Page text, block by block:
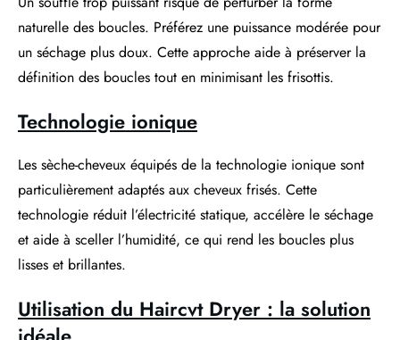
naturelle des boucles. Préférez une puissance modérée pour
un séchage plus doux. Cette approche aide à préserver la
définition des boucles tout en minimisant les frisottis.
Technologie ionique
Les sèche-cheveux équipés de la technologie ionique sont
particulièrement adaptés aux cheveux frisés. Cette
technologie réduit l’électricité statique, accélère le séchage
et aide à sceller l’humidité, ce qui rend les boucles plus
lisses et brillantes.
Utilisation du Haircvt Dryer : la solution